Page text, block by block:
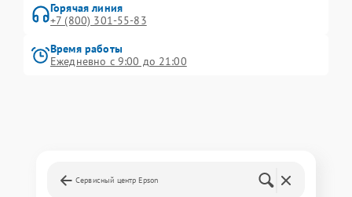
Горячая линия
+7 (800) 301-55-83
Время работы
Ежедневно с 9:00 до 21:00
Сервисный центр Epson